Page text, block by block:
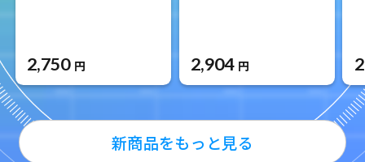
2,750 円 2,904 円
新商品をもっと見る